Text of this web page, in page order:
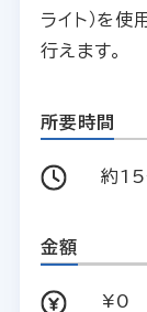
ライト）を
行えます。
所要時間
約15
金額
¥0